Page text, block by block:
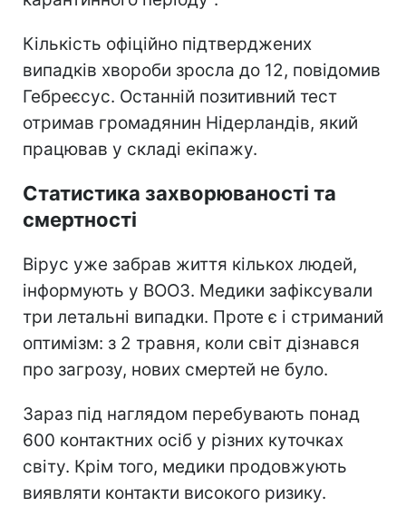
Кількість офіційно підтверджених
випадків хвороби зросла до 12, повідомив
Гебреєсус. Останній позитивний тест
отримав громадянин Нідерландів, який
працював у складі екіпажу.
Статистика захворюваності та
смертності
Вірус уже забрав життя кількох людей,
інформують у ВООЗ. Медики зафіксували
три летальні випадки. Проте є і стриманий
оптимізм: з 2 травня, коли світ дізнався
про загрозу, нових смертей не було.
Зараз під наглядом перебувають понад
600 контактних осіб у різних куточках
світу. Крім того, медики продовжують
виявляти контакти високого ризику.